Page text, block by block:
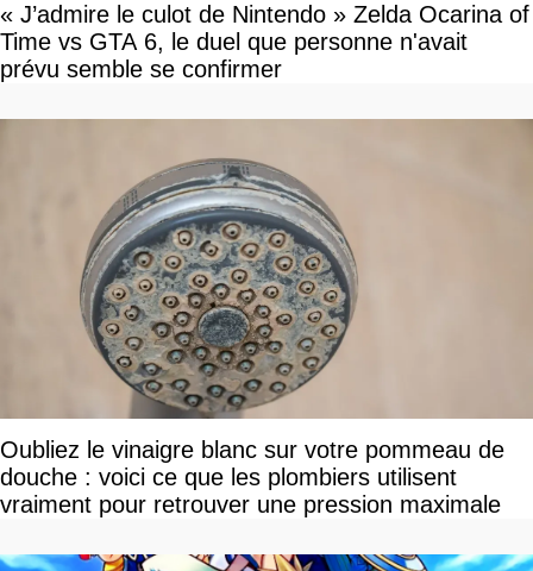
« J’admire le culot de Nintendo » Zelda Ocarina of
Time vs GTA 6, le duel que personne n'avait
prévu semble se confirmer
Oubliez le vinaigre blanc sur votre pommeau de
douche : voici ce que les plombiers utilisent
vraiment pour retrouver une pression maximale